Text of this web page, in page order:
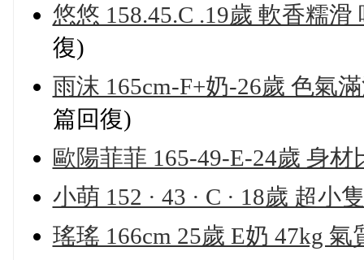
悠悠 158.45.C .19歲 軟香糯
復)
雨沫 165cm-F+奶-26歲 色氣
篇回復)
歐陽菲菲 165-49-E-24歲 身
小萌 152 · 43 · C · 18歲 超小
瑤瑤 166cm 25歲 E奶 47kg